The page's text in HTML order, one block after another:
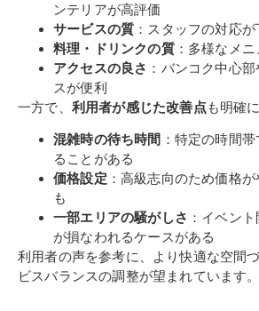
ンテリアが高評価
サービスの質 ：スタッフの対応
料理・ドリンクの質：多様なメ
アクセスの良さ ：バンコク中心
スが便利
一方で、 利用者が感じた改善点も明確
混雑時の待ち時間 ：特定の時間
ることがある
価格設定 ：高級志向のため価格
も
一部エリアの騒がしさ ：イベン
が損なわれるケースがある
利用者の声を参考に、より快適な空間
ビスバランスの調整が望まれています。